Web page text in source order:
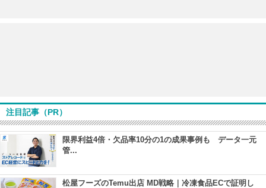
注目記事（PR）
限界利益4倍・欠品率10分の1の成果事例も データ一元
管...
松屋フーズのTemu出店 MD戦略｜冷凍食品ECで証明し